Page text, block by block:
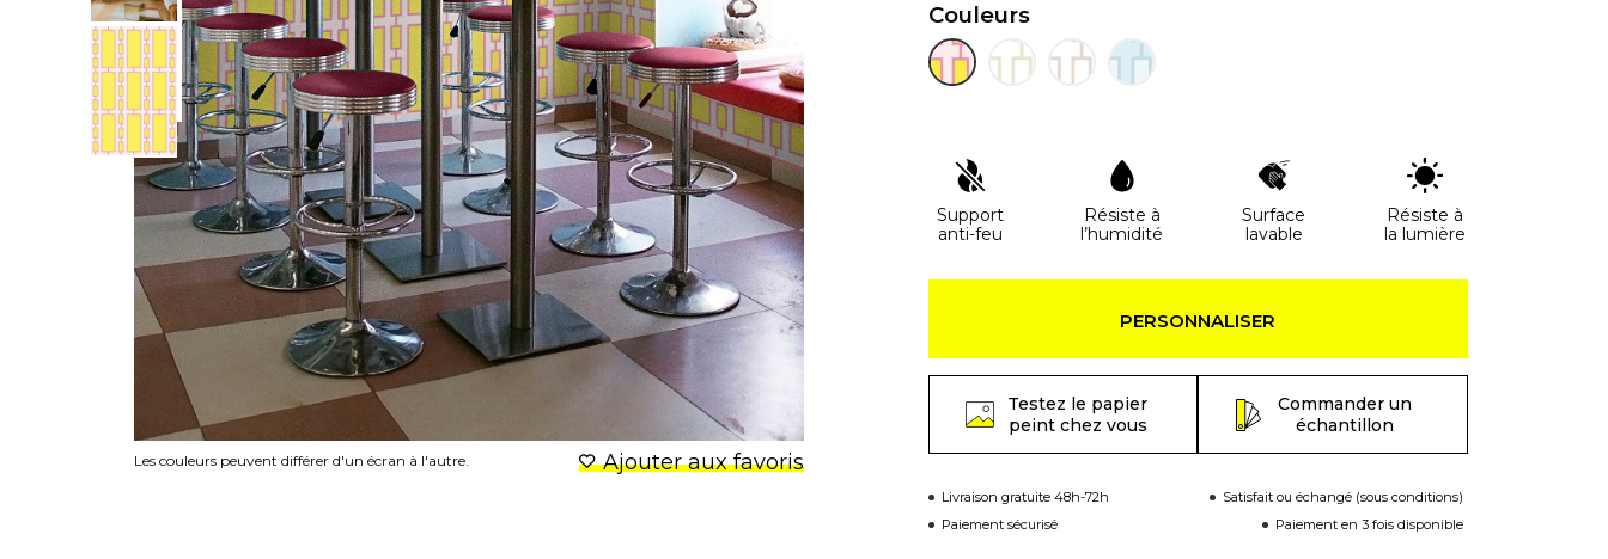
Les couleurs peuvent différer d'un écran à l'autre. Ajouter aux favoris
Couleurs
Support
anti-feu
Résiste à
l’humidité
Surface
lavable
Résiste à
la lumière
PERSONNALISER
Testez le papier
peint chez vous
Commander un
échantillon
Livraison gratuite 48h-72h
Satisfait ou échangé (sous conditions)
Paiement sécurisé
Paiement en 3 fois disponible